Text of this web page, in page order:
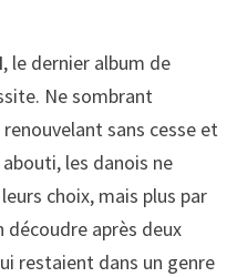
, le dernier album de
Ne sombrant
sans cesse et
les danois ne
choix, mais plus par
découdre après deux
restaient dans un genre